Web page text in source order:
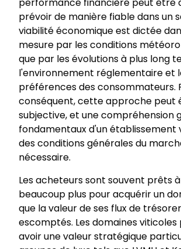
performance financière peut être
prévoir de manière fiable dans un
viabilité économique est dictée
mesure par les conditions
que par les évolutions à plus long
l'environnement réglementaire et
préférences des consommateurs.
conséquent, cette approche peut
subjective, et une compréhension
fondamentaux d'un établissement
des conditions générales du
nécessaire.
Les acheteurs sont souvent prêts
beaucoup plus pour acquérir un
que la valeur de ses flux de
escomptés. Les domaines viticoles
avoir une valeur stratégique